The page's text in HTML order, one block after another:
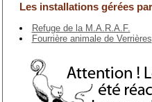
Les installations gérées
Refuge de la M.A.R.A.F.
Fourrière animale de Verrières